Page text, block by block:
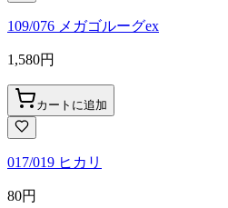
109/076 メガゴルーグex
1,580円
カートに追加
017/019 ヒカリ
80円